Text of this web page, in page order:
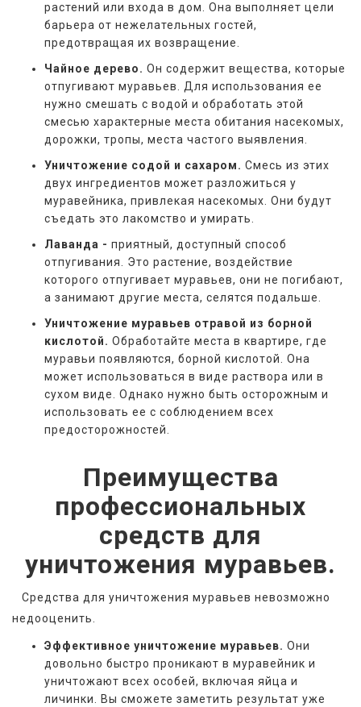
растений или входа в дом. Она выполняет цели
барьера от нежелательных гостей,
предотвращая их возвращение.
Чайное дерево. Он содержит вещества, которые
отпугивают муравьев. Для использования ее
нужно смешать с водой и обработать этой
смесью характерные места обитания насекомых,
дорожки, тропы, места частого выявления.
Уничтожение содой и сахаром. Смесь из этих
двух ингредиентов может разложиться у
муравейника, привлекая насекомых. Они будут
съедать это лакомство и умирать.
Лаванда - приятный, доступный способ
отпугивания. Это растение, воздействие
которого отпугивает муравьев, они не погибают,
а занимают другие места, селятся подальше.
Уничтожение муравьев отравой из борной
кислотой. Обработайте места в квартире, где
муравьи появляются, борной кислотой. Она
может использоваться в виде раствора или в
сухом виде. Однако нужно быть осторожным и
использовать ее с соблюдением всех
предосторожностей.
Преимущества
профессиональных
средств для
уничтожения муравьев.
Средства для уничтожения муравьев невозможно
недооценить.
Эффективное уничтожение муравьев. Они
довольно быстро проникают в муравейник и
уничтожают всех особей, включая яйца и
личинки. Вы сможете заметить результат уже